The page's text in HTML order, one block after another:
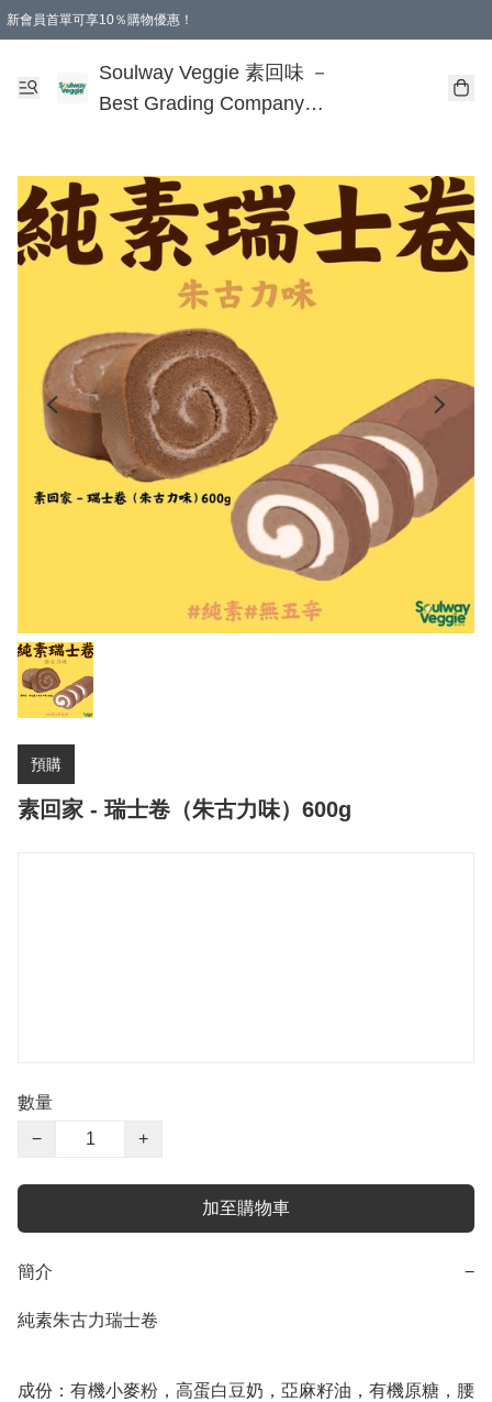
新會員首單可享10％購物優惠！
本地購滿$499即享免運費 - 全程選用順豐溫控速遞服務
購物滿 HKD 250.00 即減 HKD 30.00 運費！（適用於 特定的送貨方式 )
Soulway Veggie 素回味 －
Best Grading Company
預購
素回家 - 瑞士卷（朱古力味）600g
數量
−
+
加至購物車
簡介 −
純素朱古力瑞士卷
成份：有機小麥粉，高蛋白豆奶，亞麻籽油，有機原糖，腰